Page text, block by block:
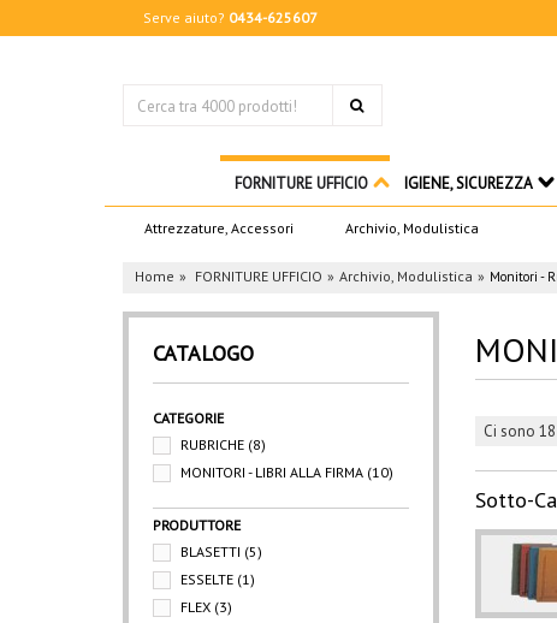
Serve aiuto? 0434-625607
FORNITURE UFFICIO
Attrezzature, Accessori Archivio, Modulistica
IGIENE, SICUREZZA
Home FORNITURE UFFICIO Archivio, Modulistica Monitori -
CATALOGO
CATEGORIE
RUBRICHE (8)
MONITORI - LIBRI ALLA FIRMA (10)
PRODUTTORE
BLASETTI (5)
ESSELTE (1)
FLEX (3)
Ci sono
Sotto-